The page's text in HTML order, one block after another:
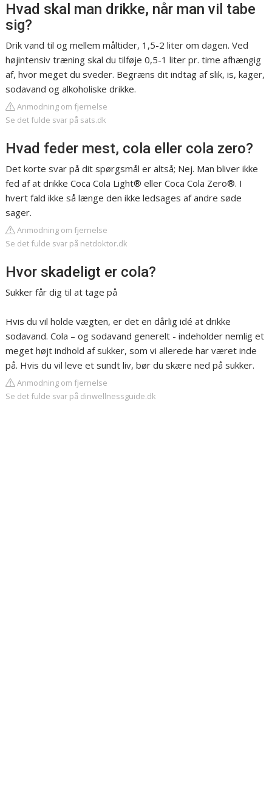
Hvad skal man drikke, når man vil tabe
sig?
Drik vand til og mellem måltider, 1,5-2 liter om dagen. Ved
højintensiv træning skal du tilføje 0,5-1 liter pr. time afhængig
af, hvor meget du sveder. Begræns dit indtag af slik, is, kager,
sodavand og alkoholiske drikke.
Anmodning om fjernelse
Se det fulde svar på sats.dk
Hvad feder mest, cola eller cola zero?
Det korte svar på dit spørgsmål er altså; Nej. Man bliver ikke
fed af at drikke Coca Cola Light® eller Coca Cola Zero®. I
hvert fald ikke så længe den ikke ledsages af andre søde
sager.
Anmodning om fjernelse
Se det fulde svar på netdoktor.dk
Hvor skadeligt er cola?
Sukker får dig til at tage på
Hvis du vil holde vægten, er det en dårlig idé at drikke
sodavand. Cola – og sodavand generelt - indeholder nemlig et
meget højt indhold af sukker, som vi allerede har været inde
på. Hvis du vil leve et sundt liv, bør du skære ned på sukker.
Anmodning om fjernelse
Se det fulde svar på dinwellnessguide.dk